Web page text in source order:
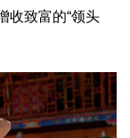
收致富的“领头